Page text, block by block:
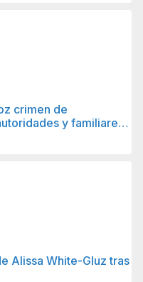
crimen de
y familiares
Alissa White-Gluz tras